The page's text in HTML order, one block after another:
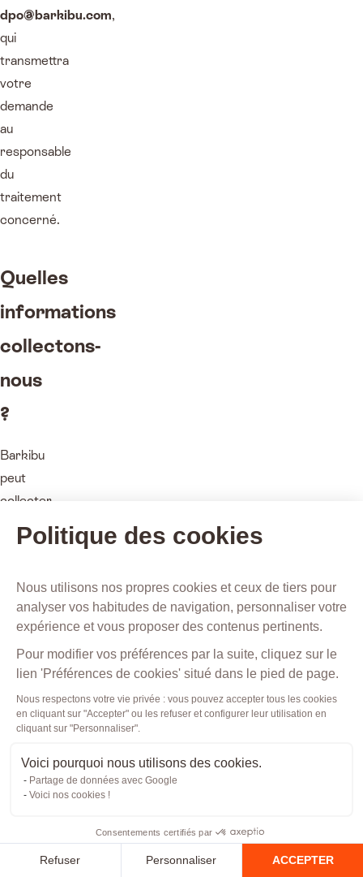
Politique des cookies
Nous utilisons nos propres cookies et ceux de tiers pour
analyser vos habitudes de navigation, personnaliser votre
expérience et vous proposer des contenus pertinents.
Pour modifier vos préférences par la suite, cliquez sur le
lien 'Préférences de cookies' situé dans le pied de page.
Nous respectons votre vie privée : vous pouvez accepter tous les cookies
en cliquant sur "Accepter" ou les refuser et configurer leur utilisation en
cliquant sur "Personnaliser".
Voici pourquoi nous utilisons des cookies.
Partage de données avec Google
Voici nos cookies !
Consentements certifiés par
Refuser Personnaliser ACCEPTER
dpo@barkibu.com,
qui
transmettra
votre
demande
au
responsable
du
traitement
concerné.
Quelles
informations
collectons-
nous
?
Barkibu
peut
collecter
informations
vous
concernant
Informations
que
vous
fournissez
volontairement
Informations
personnelles